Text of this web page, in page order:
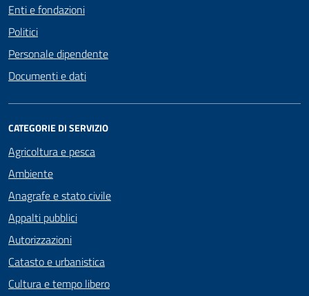
Enti e fondazioni
Politici
Personale dipendente
Documenti e dati
CATEGORIE DI SERVIZIO
Agricoltura e pesca
Ambiente
Anagrafe e stato civile
Appalti pubblici
Autorizzazioni
Catasto e urbanistica
Cultura e tempo libero